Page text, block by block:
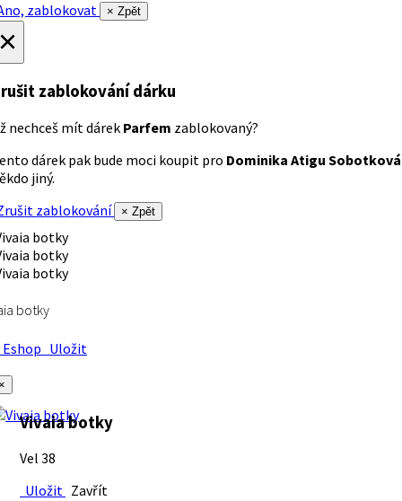
zablokovat
× Zpět
zablokování dárku
nechceš mít dárek Parfem zablokovaný?
dárek pak bude moci koupit pro Dominika Atigu Sobotková
jiný.
zablokování
× Zpět
botky
Uložit
Vivaia botky
Vel 38
Uložit Zavřít